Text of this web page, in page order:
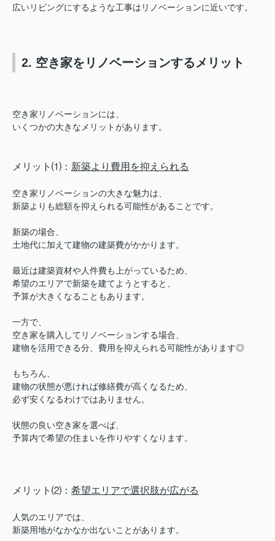
広いリビングにするような工事はリノベーションに近いです。
2. 空き家をリノベーションするメリット
空き家リノベーションには、
いくつかの大きなメリットがあります。
メリット⑴： 新築より費用を抑えられる
空き家リノベーションの大きな魅力は、
新築よりも総額を抑えられる可能性があることです。
新築の場合、
土地代に加えて建物の建築費がかかります。
最近は建築資材や人件費も上がっているため、
希望のエリアで新築を建てようとすると、
予算が大きくなることもあります。
一方で、
空き家を購入してリノベーションする場合、
建物を活用できる分、費用を抑えられる可能性があります◎
もちろん、
建物の状態が悪ければ修繕費が高くなるため、
必ず安くなるわけではありません。
状態の良い空き家を選べば、
予算内で希望の住まいを作りやすくなります。
メリット⑵： 希望エリアで選択肢が広がる
人気のエリアでは、
新築用地がなかなか出ないことがあります。